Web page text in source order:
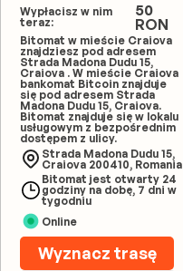
Wypłacisz w nim
teraz:
50
RON
Bitomat w mieście Craiova
znajdziesz pod adresem
Strada Madona Dudu 15,
Craiova . W mieście Craiova
bankomat Bitcoin znajduje
się pod adresem Strada
Madona Dudu 15, Craiova.
Bitomat znajduje się w lokalu
usługowym z bezpośrednim
dostępem z ulicy.
Strada Madona Dudu 15,
Craiova 200410, Romania
Bitomat jest otwarty 24
godziny na dobę, 7 dni w
tygodniu
Online
Wyznacz trasę